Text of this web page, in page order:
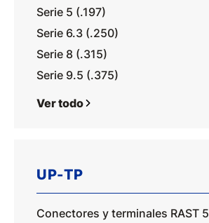
Serie 5 (.197)
Serie 6.3 (.250)
Serie 8 (.315)
Serie 9.5 (.375)
Ver todo
UP-TP
Conectores y terminales RAST 5